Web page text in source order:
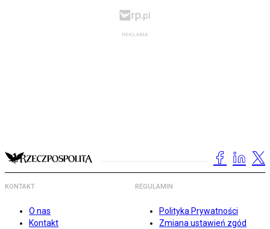
KONTAKT
O nas
Kontakt
REGULAMIN
Polityka Prywatności
Zmiana ustawień zgód